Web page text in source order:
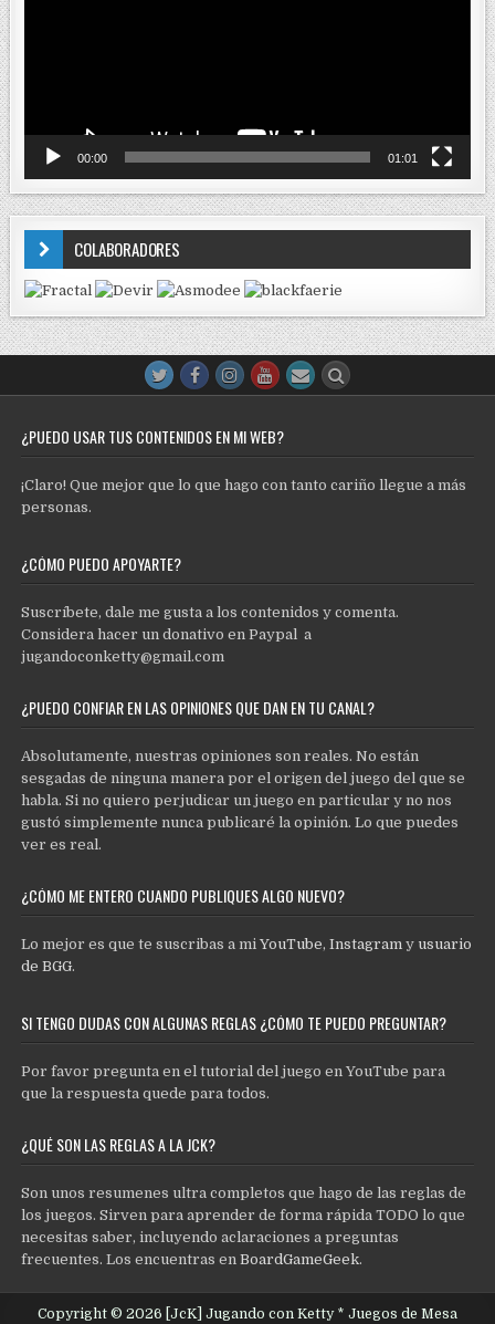
00:00 01:01
COLABORADORES
¿PUEDO USAR TUS CONTENIDOS EN MI WEB?
¡Claro! Que mejor que lo que hago con tanto cariño llegue a más
personas.
¿CÓMO PUEDO APOYARTE?
Suscríbete, dale me gusta a los contenidos y comenta.
Considera hacer un donativo en Paypal a
jugandoconketty@gmail.com
¿PUEDO CONFIAR EN LAS OPINIONES QUE DAN EN TU CANAL?
Absolutamente, nuestras opiniones son reales. No están
sesgadas de ninguna manera por el origen del juego del que se
habla. Si no quiero perjudicar un juego en particular y no nos
gustó simplemente nunca publicaré la opinión. Lo que puedes
ver es real.
¿CÓMO ME ENTERO CUANDO PUBLIQUES ALGO NUEVO?
Lo mejor es que te suscribas a miYouTube,Instagram y usuario
de BGG.
SI TENGO DUDAS CON ALGUNAS REGLAS ¿CÓMO TE PUEDO PREGUNTAR?
Por favor pregunta en el tutorial del juego en YouTube para
que la respuesta quede para todos.
¿QUÉ SON LAS REGLAS A LA JCK?
Son unos resumenes ultra completos que hago de las reglas de
los juegos. Sirven para aprender de forma rápida TODO lo que
necesitas saber, incluyendo aclaraciones a preguntas
frecuentes. Los encuentras enBoardGameGeek.
Copyright © 2026 [JcK] Jugando con Ketty * Juegos de Mesa